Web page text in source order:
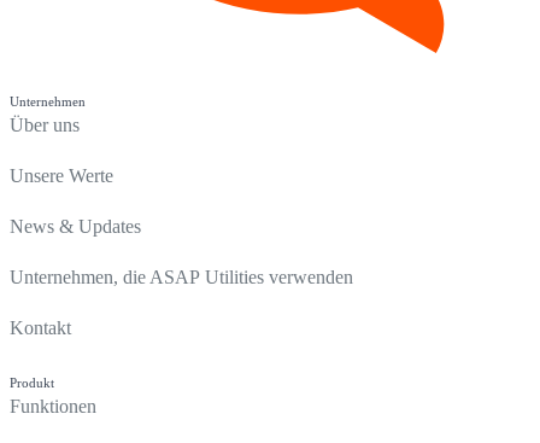
Unternehmen
Über uns
Unsere Werte
News & Updates
Unternehmen, die ASAP Utilities verwenden
Kontakt
Produkt
Funktionen